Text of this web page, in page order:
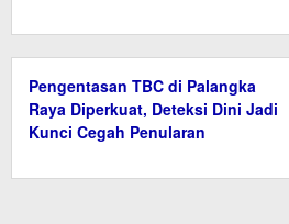
Pengentasan TBC di Palangka
Raya Diperkuat, Deteksi Dini Jadi
Kunci Cegah Penularan